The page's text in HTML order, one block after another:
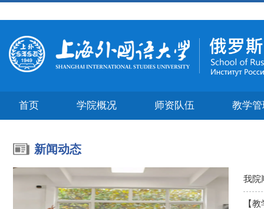
首页 学院概况 师资队伍 教学
新闻动态
我院
【